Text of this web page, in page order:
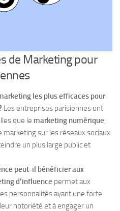
de Marketing pour
les plus efficaces pour
Les entreprises parisiennes ont
que le marketing numérique
marketing sur les réseaux sociaux.
un plus large public et
peut-il bénéficier aux
d’influence permet aux
personnalités ayant une forte
notoriété et à engager un